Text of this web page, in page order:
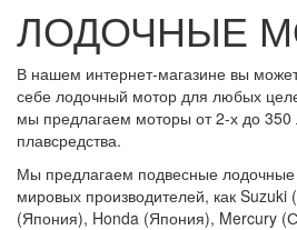
ЛОДОЧНЫЕ
В нашем интернет-магазине вы
себе лодочный мотор для любых
мы предлагаем моторы от 2-х до 350
плавсредства.
Мы предлагаем подвесные лодочные
мировых производителей, как
(Япония), Honda (Япония), Mercury